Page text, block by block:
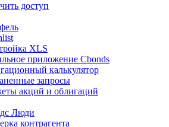
7-дневный
глобальную базу данных
доступ
XLS
приложение Cbonds
калькулятор
запросы